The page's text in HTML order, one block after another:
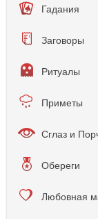
Гадания
Заговоры
Ритуалы
Приметы
Сглаз и
Обереги
Любовная